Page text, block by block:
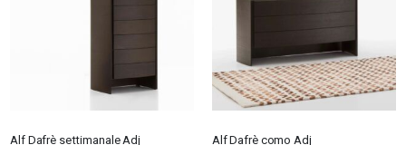
Alf Dafrè settimanale Adj Alf Dafrè como Adj